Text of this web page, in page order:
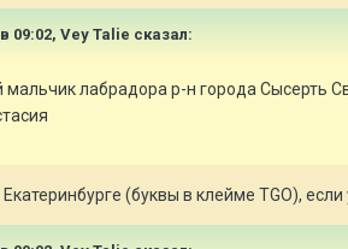
09:02, Vey Talie сказал:
мальчик лабрадора р-н города Сысерть
(буквы в клейме TGO),